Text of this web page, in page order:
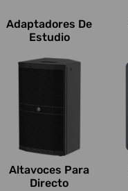
Adaptadores De
Estudio
Altavoces Para
Directo